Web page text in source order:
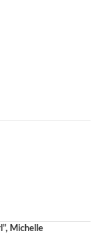
Michelle